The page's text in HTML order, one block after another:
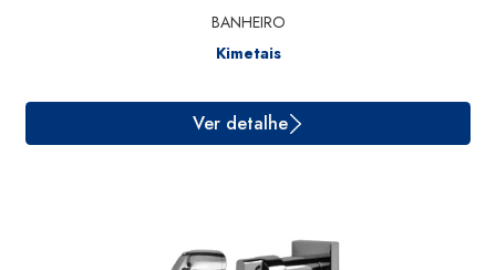
BANHEIRO
Kimetais